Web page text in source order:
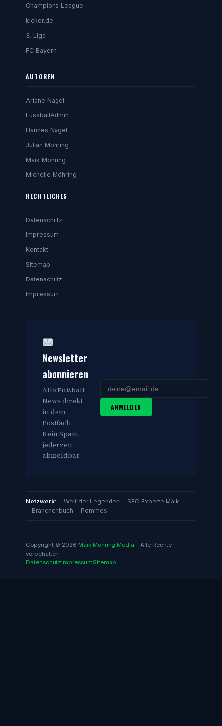
Champions League
kicker.de
3. Liga
FC Bayern
AUTOREN
Ariane Nagel
FussballAdmin
Hannes Nagel
Julian Möhring
Maik Möhring
Michelle Möhring
RECHTLICHES
Datenschutz
Impressum
Kontakt
Sitemap
Datenschutz
Impressum
Newsletter
abonnieren
Alle Fußball-
News direkt
in dein
Postfach.
Kein Spam,
jederzeit
abmeldbar.
ANMELDEN
Netzwerk: Welt der Legenden
SEO Experte Maik
Branchenbuch
Pommes
Copyright © 2026 Maik Möhring Media – Alle Rechte
vorbehalten
DatenschutzImpressumSitemap